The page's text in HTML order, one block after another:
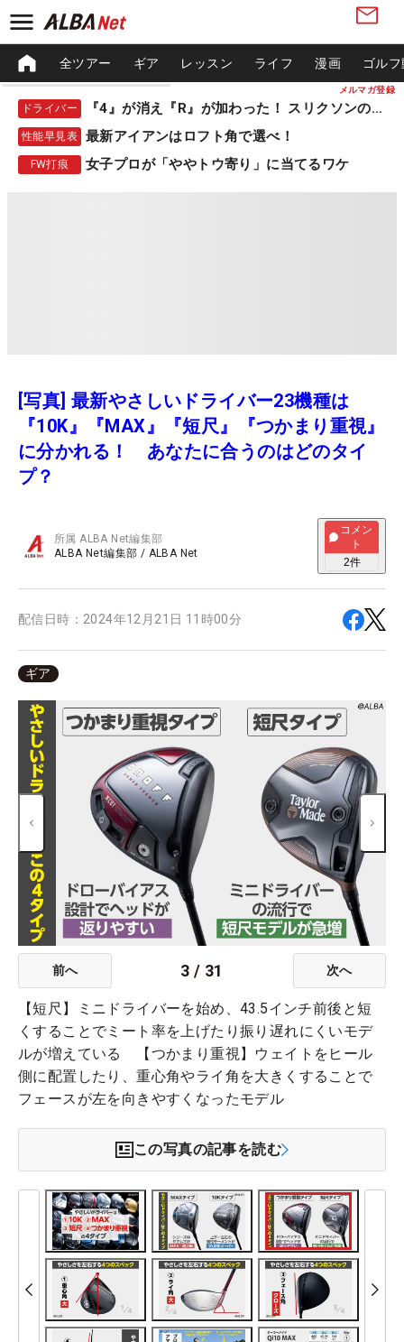
メルマガ登録
全ツアー ギア レッスン ライフ 漫画 ゴル
ドライバー 『4』が消え『R』が加わった！ スリクソンの新作
性能早見表 最新アイアンはロフト角で選べ！
FW打痕 女子プロが「ややトウ寄り」に当てるワケ
[写真] 最新やさしいドライバー23機種は
『10K』『MAX』『短尺』『つかまり重視』
に分かれる！ あなたに合うのはどのタイ
プ？
所属ALBA Net編集部
ALBA Net編集部 / ALBA Net
コメン
ト
2件
配信日時： 2024年12月21日 11時00分
ギア
前へ 3 / 31 次へ
【短尺】ミニドライバーを始め、43.5インチ前後と短
くすることでミート率を上げたり振り遅れにくいモデ
ルが増えている 【つかまり重視】ウェイトをヒール
側に配置したり、重心角やライ角を大きくすることで
フェースが左を向きやすくなったモデル
この写真の記事を読む